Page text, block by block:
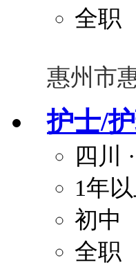
全职
惠州市
护士/
四川
1年
初中
全职